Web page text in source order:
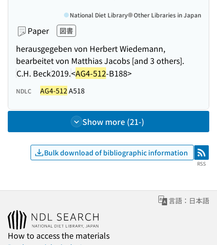
Paper 図書
herausgegeben von Herbert Wiedemann,
bearbeitet von Matthias Jacobs [and 3 others].
C.H. Beck2019.<AG4-512-B188>
National Diet Library Other Libraries in Japan
NDLC AG4-512 A518
Show more (21-)
Bulk download of bibliographic information RSS
RSS
言語：日本語
How to access the materials